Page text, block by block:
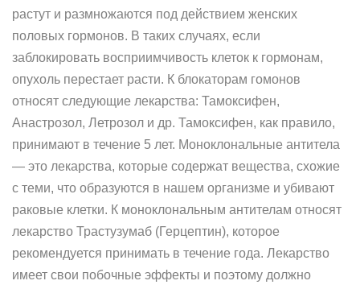
растут и размножаются под действием женских
половых гормонов. В таких случаях, если
заблокировать восприимчивость клеток к гормонам,
опухоль перестает расти. К блокаторам гомонов
относят следующие лекарства: Тамоксифен,
Анастрозол, Летрозол и др. Тамоксифен, как правило,
принимают в течение 5 лет. Моноклональные антитела
— это лекарства, которые содержат вещества, схожие
с теми, что образуются в нашем организме и убивают
раковые клетки. К моноклональным антителам относят
лекарство Трастузумаб (Герцептин), которое
рекомендуется принимать в течение года. Лекарство
имеет свои побочные эффекты и поэтому должно